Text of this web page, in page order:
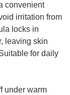
convenient
irritation from
locks in
leaving skin
for daily
under warm